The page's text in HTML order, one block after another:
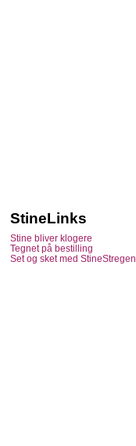
StineLinks
Stine bliver klogere
Tegnet på bestilling
Set og sket med StineStregen